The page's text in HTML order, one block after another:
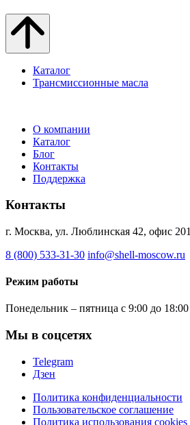
Каталог
Трансмиссионные масла
О компании
Каталог
Блог
Контакты
Поддержка
Контакты
г. Москва, ул. Люблинская 42, офис 201
8 (800) 533-31-30 info@shell-moscow.ru
Режим работы
Понедельник – пятница с 9:00 до 18:00
Мы в соцсетях
Telegram
Дзен
Политика конфиденциальности
Пользовательское соглашение
Политика использования cookies